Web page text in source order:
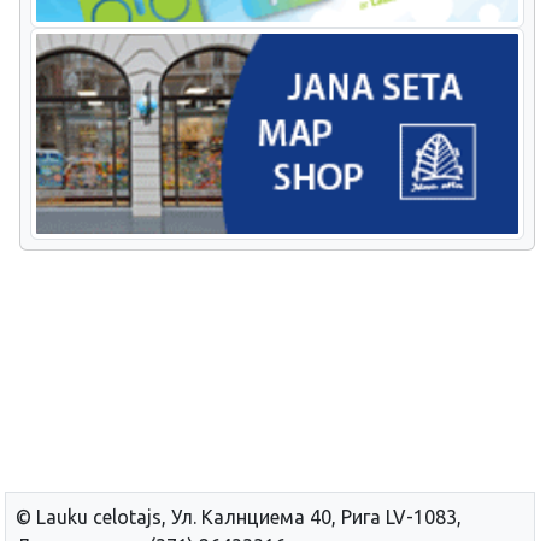
© Lauku сelotajs, Ул. Калнциема 40, Рига LV-1083,